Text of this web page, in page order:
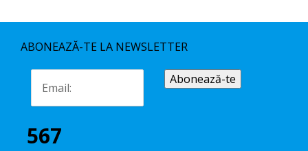
ABONEAZĂ-TE LA NEWSLETTER
567